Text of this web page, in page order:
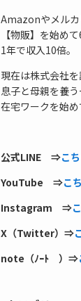
Amazonやメルカ
【物販】を始め
1年で収入10倍。
現在は株式会社
息子と母親を養
在宅ワークを始め
公式LINE ⇒こ
YouTube ⇒こ
Instagram ⇒
X（Twitter）⇒
note（ﾉｰﾄ ）⇒